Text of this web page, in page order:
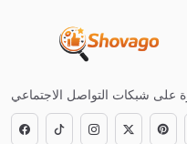
على شبكات التواصل الاجتماعي